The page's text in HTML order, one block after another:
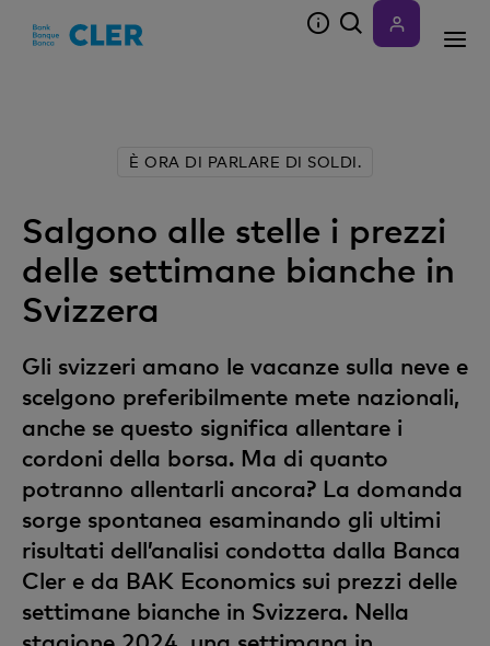
È ORA DI PARLARE DI SOLDI.
Salgono alle stelle i prezzi
delle settimane bianche in
Svizzera
Gli svizzeri amano le vacanze sulla neve e
scelgono preferibilmente mete nazionali,
anche se questo significa allentare i
cordoni della borsa. Ma di quanto
potranno allentarli ancora? La domanda
sorge spontanea esaminando gli ultimi
risultati dell’analisi condotta dalla Banca
Cler e da BAK Economics sui prezzi delle
settimane bianche in Svizzera. Nella